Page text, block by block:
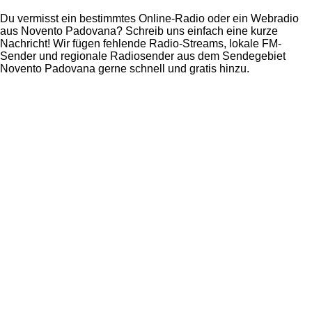
Du vermisst ein bestimmtes Online-Radio oder ein Webradio
aus Novento Padovana? Schreib uns einfach eine kurze
Nachricht! Wir fügen fehlende Radio-Streams, lokale FM-
Sender und regionale Radiosender aus dem Sendegebiet
Novento Padovana gerne schnell und gratis hinzu.